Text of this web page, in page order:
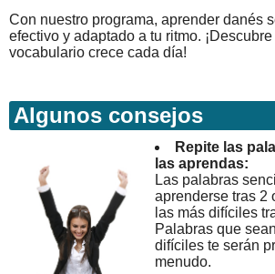
Con nuestro programa, aprender danés
efectivo y adaptado a tu ritmo.
vocabulario crece cada día!
Algunos consejos
Repite las
las aprendas:
Las palabras
aprenderse tras 2
las más difíciles
Palabras que
difíciles te serán
menudo.